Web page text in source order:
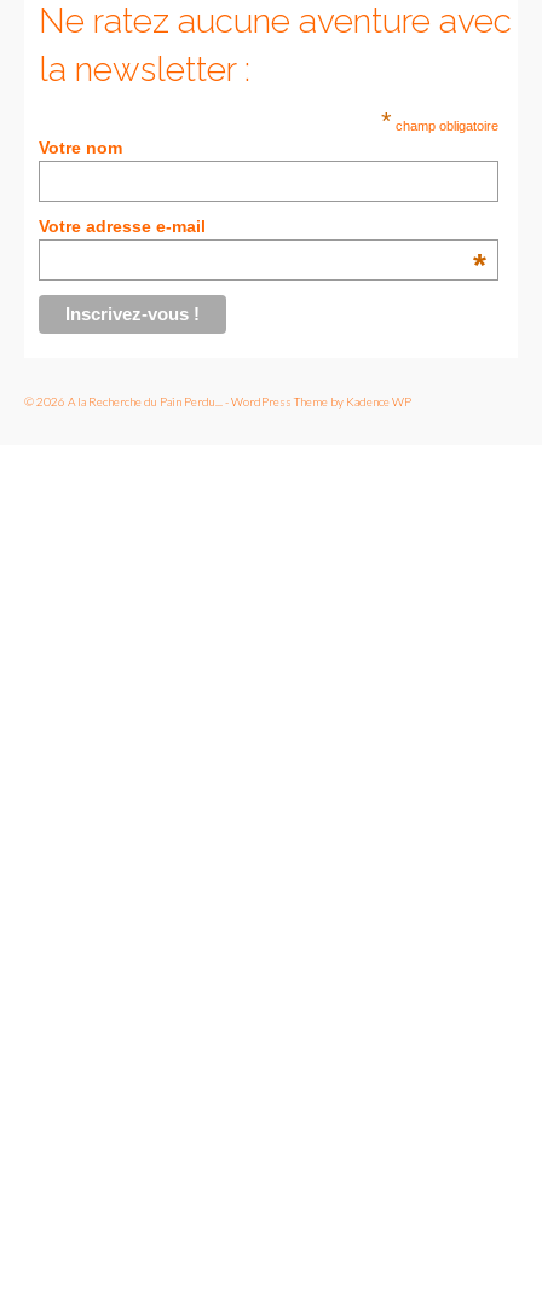
Ne ratez aucune aventure avec
la newsletter :
* champ obligatoire
Votre nom
Votre adresse e-mail
*
© 2026 A la Recherche du Pain Perdu... - WordPress Theme by Kadence WP